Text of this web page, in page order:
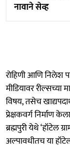
नावाने सेव्ह
रोहिणी आणि निलेश
मीडियावर रील्सच्या
विषय, तसेच
प्रेक्षकवर्ग निर्माण केला
ब्रह्मपुरी येथे ‘हॉटेल
अल्पावधीतच या